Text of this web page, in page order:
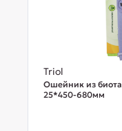
Triol
Ошейник из
25*450-680мм